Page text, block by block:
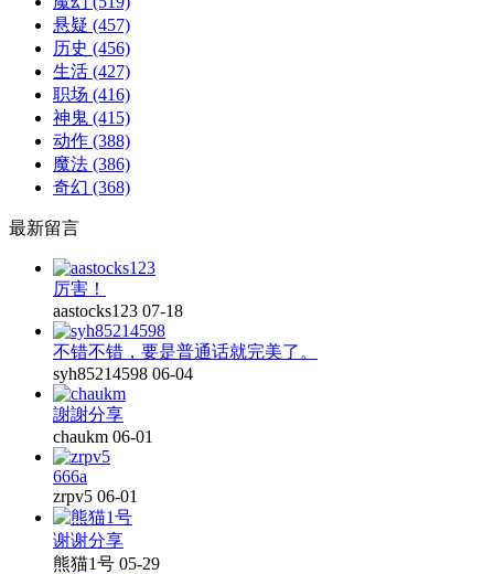
悬疑 (457)
历史 (456)
生活 (427)
职场 (416)
神鬼 (415)
动作 (388)
魔法 (386)
奇幻 (368)
最新留言
厉害！
aastocks123 07-18
不错不错，要是普通话就完美了。
syh85214598 06-04
謝謝分享
chaukm 06-01
666a
zrpv5 06-01
谢谢分享
熊猫1号 05-29